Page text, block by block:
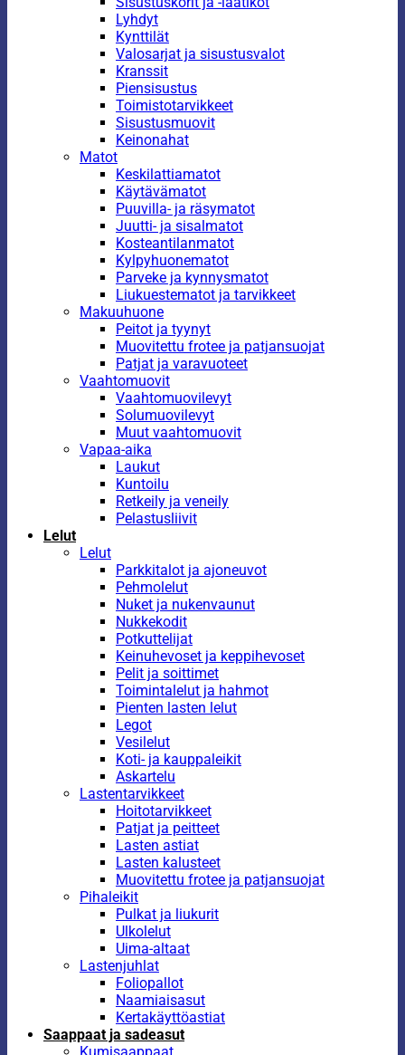
Lyhdyt
Kynttilät
Valosarjat ja sisustusvalot
Kranssit
Piensisustus
Toimistotarvikkeet
Sisustusmuovit
Keinonahat
Matot
Keskilattiamatot
Käytävämatot
Puuvilla- ja räsymatot
Juutti- ja sisalmatot
Kosteantilanmatot
Kylpyhuonematot
Parveke ja kynnysmatot
Liukuestematot ja tarvikkeet
Makuuhuone
Peitot ja tyynyt
Muovitettu frotee ja patjansuojat
Patjat ja varavuoteet
Vaahtomuovit
Vaahtomuovilevyt
Solumuovilevyt
Muut vaahtomuovit
Vapaa-aika
Laukut
Kuntoilu
Retkeily ja veneily
Pelastusliivit
Lelut
Lelut
Parkkitalot ja ajoneuvot
Pehmolelut
Nuket ja nukenvaunut
Nukkekodit
Potkuttelijat
Keinuhevoset ja keppihevoset
Pelit ja soittimet
Toimintalelut ja hahmot
Pienten lasten lelut
Legot
Vesilelut
Koti- ja kauppaleikit
Askartelu
Lastentarvikkeet
Hoitotarvikkeet
Patjat ja peitteet
Lasten astiat
Lasten kalusteet
Muovitettu frotee ja patjansuojat
Pihaleikit
Pulkat ja liukurit
Ulkolelut
Uima-altaat
Lastenjuhlat
Foliopallot
Naamiaisasut
Kertakäyttöastiat
Saappaat ja sadeasut